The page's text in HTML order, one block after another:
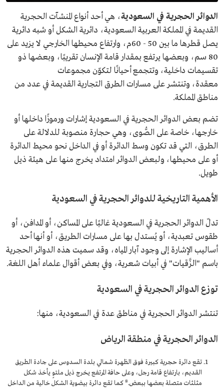
الدوائر الحجرية في السعودية، هي أحد أنواع المنشآت الحجرية
القديمة في المملكة العربية السعودية، دائرية الشكل أو شبه دائرية
يصل قطرها ما بين 50 - 60م، وارتفاع محيطها الخارجي لا يزيد على
80 سم، وبعضها يرتفع بمقدار قامة الإنسان تقريبًا، وبعضها ذو
تقسيمات داخلية، وتتجمع أحيانًا لتكوّن مجموعات
معقدة، وتنتشر على مسارات الطرق التجارية القديمة في عدد من
مناطق المملكة.
تضم بعض الدوائر الحجرية في السعودية إشارات ورموزًا داخلها أو
خارجها، خاصة على الصُّوى، وهي حجارة منصوبة للدلالة على
الطرق، التي قد تكون وسط الدائرة أو في الداخل نحو محيط الدائرة
أو على محيطها، ولبعض الدوائر امتداد يخرج منها على هيئة ذيل
طويل.
الأهمية التاريخية للدوائر الحجرية في السعودية
تدلّ الدوائر الحجرية في السعودية غالبًا على المساكن، أو المدافن، أو
طقوس تعبدية، أو يُستدل بها على مسارات الطريق، أو أنها أحد
أساليب الإشارة إلى وجود آبار المياه، وقد سميت هذه الدوائر الحجرية
باسم "الزَّقيات" في أبيات شعرية، وفي بعض أقوال علماء أهل اللغة.
توزع الدوائر الحجرية في السعودية
تنتشر الدوائر الحجرية في مناطق عدة في السعودية، منها:
الدوائر الحجرية في منطقة الرياض
تقع دائرة حجرية كبيرة فوق الظهرة شمالي بلدة السدوس على جادة الطريق
القديم، بارتفاع قامة رجل، وعلى حافة المرتفع يخرج ذيل ملتوٍ يأخذ شكل
مثلثات متصلة بعضها ببعض.8 كما تقع دائرة بيضوية الشكل خالية من الداخل